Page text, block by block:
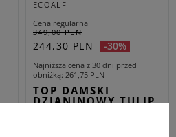
ECOALF
Cena regularna
349,00 PLN
244,30 PLN -30%
Najniższa cena z 30 dni przed
obniżką 261,75 PLN
TOP DAMSKI
DZIANINOWY TULIP